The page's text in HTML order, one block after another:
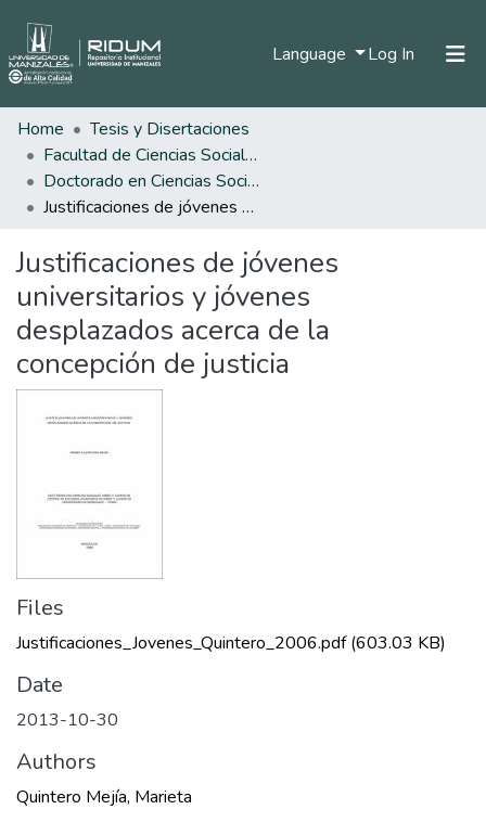
Language Log In (current)
Home
Tesis y Disertaciones
Facultad de Ciencias Sociales y Humanas
Doctorado en Ciencias Sociales, Niñez y Juventud
Justificaciones de jóvenes universitarios y jóvenes desplazados acerca de la concepción de justicia
Justificaciones de jóvenes
universitarios y jóvenes
desplazados acerca de la
concepción de justicia
Files
Justificaciones_Jovenes_Quintero_2006.pdf(603.03 KB)
Date
2013-10-30
Authors
Quintero Mejía, Marieta